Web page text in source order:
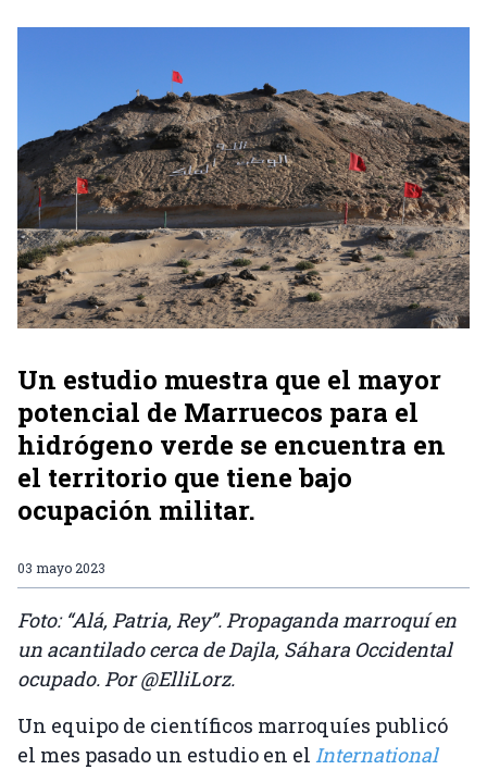
Un estudio muestra que el mayor
potencial de Marruecos para el
hidrógeno verde se encuentra en
el territorio que tiene bajo
ocupación militar.
03 mayo 2023
Foto: “Alá, Patria, Rey”. Propaganda marroquí en
un acantilado cerca de Dajla, Sáhara Occidental
ocupado. Por @ElliLorz.
Un equipo de científicos marroquíes publicó
el mes pasado un estudio en el International